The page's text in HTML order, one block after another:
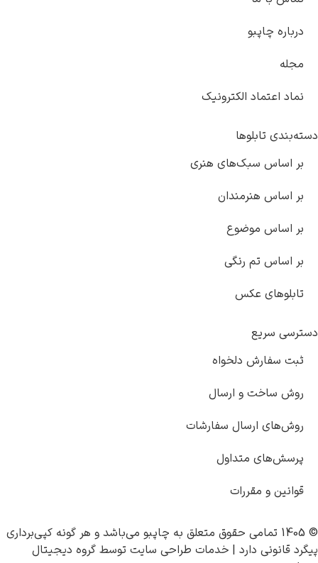
درباره چاپبو
مجله
نماد اعتماد الکترونیک
دسته‌بندی تابلوها
بر اساس سبک‌های هنری
بر اساس هنرمندان
بر اساس موضوع
بر اساس تم رنگی
تابلوهای عکس
دسترسی سریع
ثبت سفارش دلخواه
روش ساخت و ارسال
روش‌های ارسال سفارشات
پرسش‌های متداول
قوانین و مقررات
© 1405 تمامی حقوق متعلق به چاپبو می‌باشد و هر گونه کپی‌برداری
پیگرد قانونی دارد | خدمات طراحی سایت توسط گروه دیجیتال